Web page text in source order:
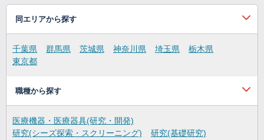
同エリアから探す
千葉県 群馬県 茨城県 神奈川県 埼玉県
栃木県
東京都
職種から探す
医療機器・医療器具(研究・開発)
研究(シーズ探索・スクリーニング)
研究(基礎研究)